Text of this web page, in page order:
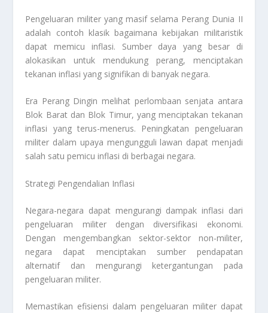
Pengeluaran militer yang masif selama Perang Dunia II
adalah contoh klasik bagaimana kebijakan militaristik
dapat memicu inflasi. Sumber daya yang besar di
alokasikan untuk mendukung perang, menciptakan
tekanan inflasi yang signifikan di banyak negara.
Era Perang Dingin melihat perlombaan senjata antara
Blok Barat dan Blok Timur, yang menciptakan tekanan
inflasi yang terus-menerus. Peningkatan pengeluaran
militer dalam upaya mengungguli lawan dapat menjadi
salah satu pemicu inflasi di berbagai negara.
Strategi Pengendalian Inflasi
Negara-negara dapat mengurangi dampak inflasi dari
pengeluaran militer dengan diversifikasi ekonomi.
Dengan mengembangkan sektor-sektor non-militer,
negara dapat menciptakan sumber pendapatan
alternatif dan mengurangi ketergantungan pada
pengeluaran militer.
Memastikan efisiensi dalam pengeluaran militer dapat